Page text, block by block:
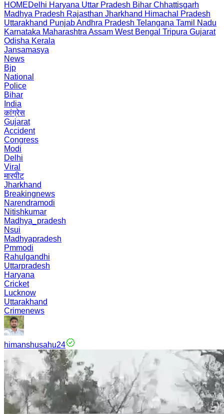
HOMEDelhi Haryana Uttar Pradesh Bihar Chhattisgarh
Madhya Pradesh Rajasthan Jharkhand Himachal Pradesh
Uttarakhand PunjabAndhra Pradesh Telangana Tamil Nadu
Karnataka Maharashtra Assam West Bengal Tripura Gujarat
Odisha Kerala
Jansamasya
News
Bjp
National
Police
Bihar
India
कांग्रेस
Gujarat
Accident
Congress
Modi
Delhi
Viral
मारपीट
Jharkhand
Breakingnews
Narendramodi
Nitishkumar
Madhya_pradesh
Nsui
Madhyapradesh
Pmmodi
Rahulgandhi
Uttarpradesh
Haryana
Cricket
Lucknow
Uttarakhand
Crimenews
himanshusahu24